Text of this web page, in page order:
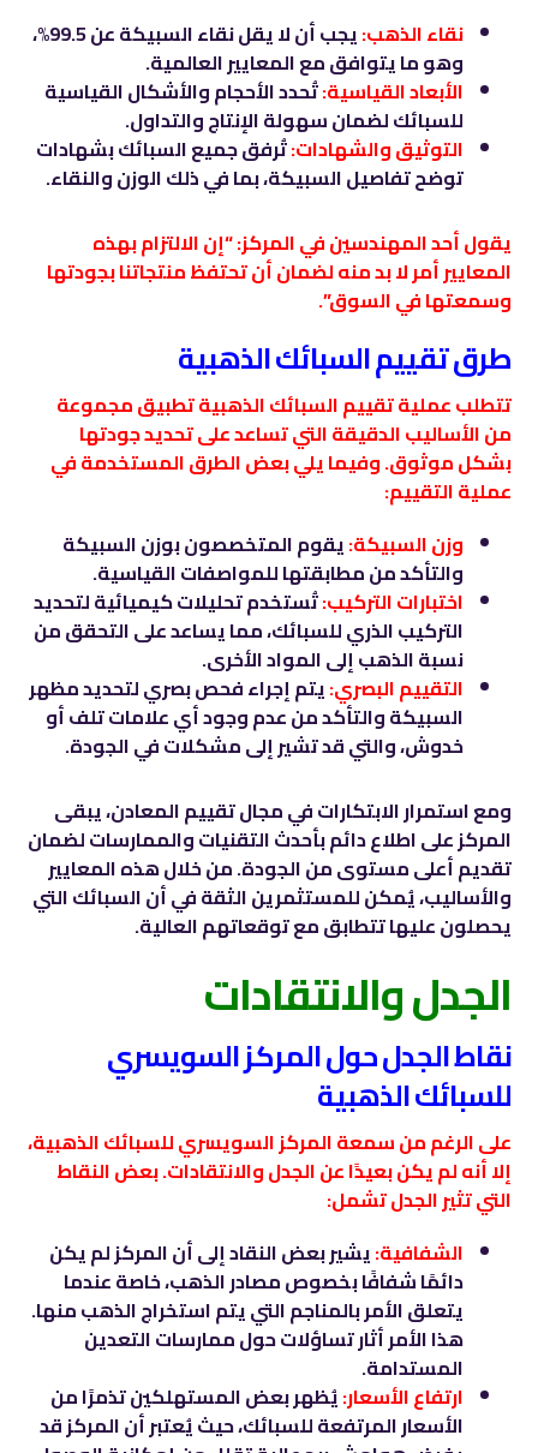
نقاء الذهب:
يجب أن لا يقل نقاء السبيكة عن 99.5%،
وهو ما يتوافق مع المعايير العالمية.
الأبعاد القياسية:تُحدد الأحجام والأشكال القياسية
للسبائك لضمان سهولة الإنتاج والتداول.
التوثيق والشهادات:تُرفق جميع السبائك بشهادات
توضح تفاصيل السبيكة، بما في ذلك الوزن والنقاء.
يقول أحد المهندسين في المركز: “إن الالتزام بهذه
المعايير أمر لا بد منه لضمان أن تحتفظ منتجاتنا بجودتها
وسمعتها في السوق”.
طرق تقييم السبائك الذهبية
تتطلب عملية تقييم السبائك الذهبية تطبيق مجموعة
من الأساليب الدقيقة التي تساعد على تحديد جودتها
بشكل موثوق. وفيما يلي بعض الطرق المستخدمة في
عملية التقييم:
وزن السبيكة:يقوم المتخصصون بوزن السبيكة
والتأكد من مطابقتها للمواصفات القياسية.
اختبارات التركيب:تُستخدم تحليلات كيميائية لتحديد
التركيب الذري للسبائك، مما يساعد على التحقق من
نسبة الذهب إلى المواد الأخرى.
التقييم البصري:يتم إجراء فحص بصري لتحديد مظهر
السبيكة والتأكد من عدم وجود أي علامات تلف أو
خدوش، والتي قد تشير إلى مشكلات في الجودة.
ومع استمرار الابتكارات في مجال تقييم المعادن، يبقى
المركز على اطلاع دائم بأحدث التقنيات والممارسات لضمان
تقديم أعلى مستوى من الجودة. من خلال هذه المعايير
والأساليب، يُمكن للمستثمرين الثقة في أن السبائك التي
يحصلون عليها تتطابق مع توقعاتهم العالية.
الجدل والانتقادات
نقاط الجدل حول المركز السويسري
للسبائك الذهبية
على الرغم من سمعة المركز السويسري للسبائك الذهبية،
إلا أنه لم يكن بعيدًا عن الجدل والانتقادات. بعض النقاط
التي تثير الجدل تشمل:
الشفافية:يشير بعض النقاد إلى أن المركز لم يكن
دائمًا شفافًا بخصوص مصادر الذهب، خاصة عندما
يتعلق الأمر بالمناجم التي يتم استخراج الذهب منها.
هذا الأمر أثار تساؤلات حول ممارسات التعدين
المستدامة.
ارتفاع الأسعار:يُظهر بعض المستهلكين تذمرًا من
الأسعار المرتفعة للسبائك، حيث يُعتبر أن المركز قد